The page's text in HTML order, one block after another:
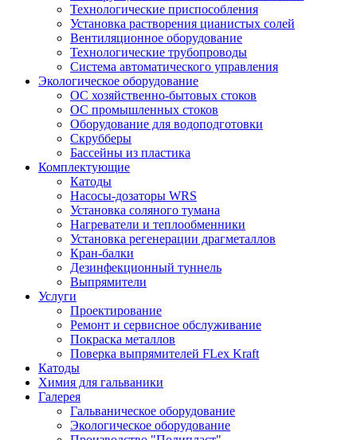
Технологические приспособления
Установка растворения цианистых солей
Вентиляционное оборудование
Технологические трубопроводы
Система автоматического управления
Экологическое оборудование
ОС хозяйственно-бытовых стоков
ОС промышленных стоков
Оборудование для водоподготовки
Скрубберы
Бассейны из пластика
Комплектующие
Катоды
Насосы-дозаторы WRS
Установка соляного тумана
Нагреватели и теплообменники
Установка регенерации драгметаллов
Кран-балки
Дезинфекционный туннель
Выпрямители
Услуги
Проектирование
Ремонт и сервисное обслуживание
Покраска металлов
Поверка выпрямителей FLex Kraft
Катоды
Химия для гальваники
Галерея
Гальваническое оборудование
Экологическое оборудование